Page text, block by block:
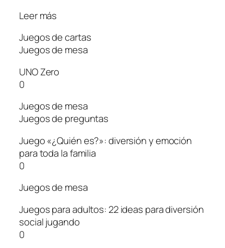
Leer más
Juegos de cartas
Juegos de mesa
UNO Zero
0
Juegos de mesa
Juegos de preguntas
Juego «¿Quién es?»: diversión y emoción
para toda la familia
0
Juegos de mesa
Juegos para adultos: 22 ideas para diversión
social jugando
0